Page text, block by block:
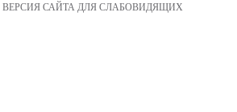
ВЕРСИЯ САЙТА ДЛЯ СЛАБОВИДЯЩИХ